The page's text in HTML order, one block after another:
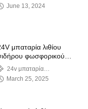
λίθιου
June 13, 2024
μπαταρία λιθίου
φωσφορικού
πυκνότητας
ενέργειας και χαμηλής
24v μπαταρία
άλατος
March 25, 2025